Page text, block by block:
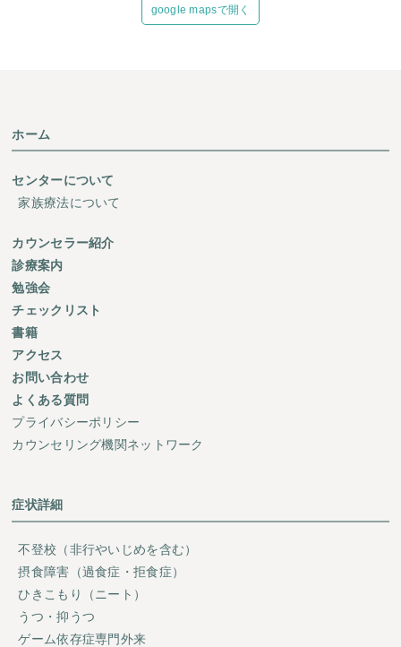
google mapsで開く
ホーム
センターについて
家族療法について
カウンセラー紹介
診療案内
勉強会
チェックリスト
書籍
アクセス
お問い合わせ
よくある質問
プライバシーポリシー
カウンセリング機関ネットワーク
症状詳細
不登校（非行やいじめを含む）
摂食障害（過食症・拒食症）
ひきこもり（ニート）
うつ・抑うつ
ゲーム依存症専門外来